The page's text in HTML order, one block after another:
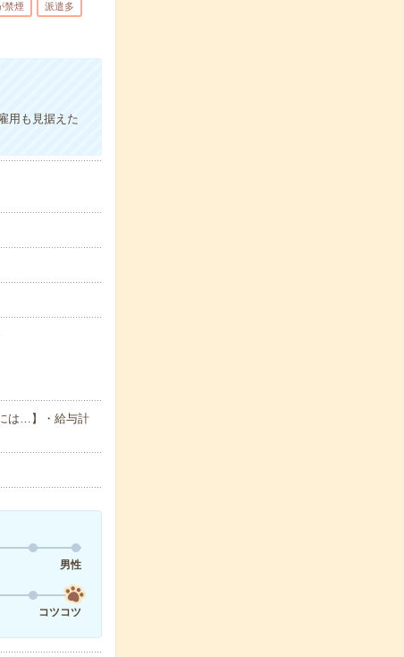
禁煙 派遣多
用も見据えた
は…】・給与計
男性
コツコツ